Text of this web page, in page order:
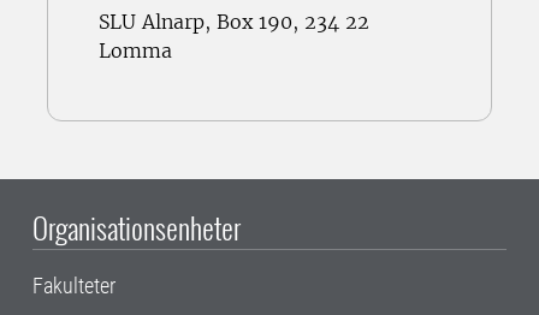
SLU Alnarp, Box 190, 234 22
Lomma
Organisationsenheter
Fakulteter